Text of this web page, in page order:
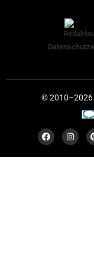
© 2010–2026